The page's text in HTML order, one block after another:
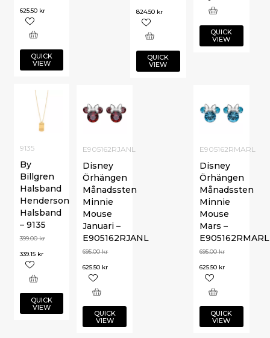
QUICK
VIEW
625.50 kr
QUICK
VIEW
824.50 kr
QUICK
VIEW
9135
By
Billgren
Halsband
Henderson
Halsband
– 9135
399.00kr
339.15 kr
QUICK
VIEW
E905162RMARL
Disney
Örhängen
Månadssten
Minnie
Mouse
Mars –
E905162RMARL
695.00kr
625.50 kr
QUICK
VIEW
E905162RJANL
Disney
Örhängen
Månadssten
Minnie
Mouse
Januari –
E905162RJANL
695.00kr
625.50 kr
QUICK
VIEW